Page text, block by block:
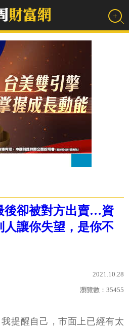
後卻被對方出賣…資
人讓你失望，是你不
2021.10.28
瀏覽數： 35455
提醒自己，市面上已經有太